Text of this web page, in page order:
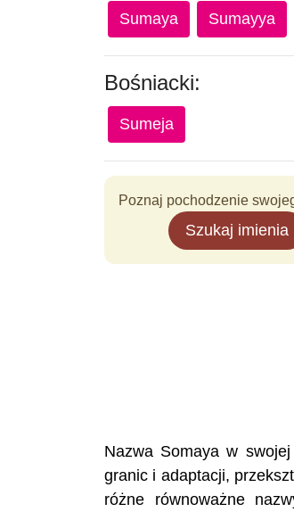
Sumaya Sumayya
Bośniacki:
Sumeja
Poznaj pochodzenie
Szukaj imienia
Nazwa Somaya w
granic i adaptacji,
różne równoważne